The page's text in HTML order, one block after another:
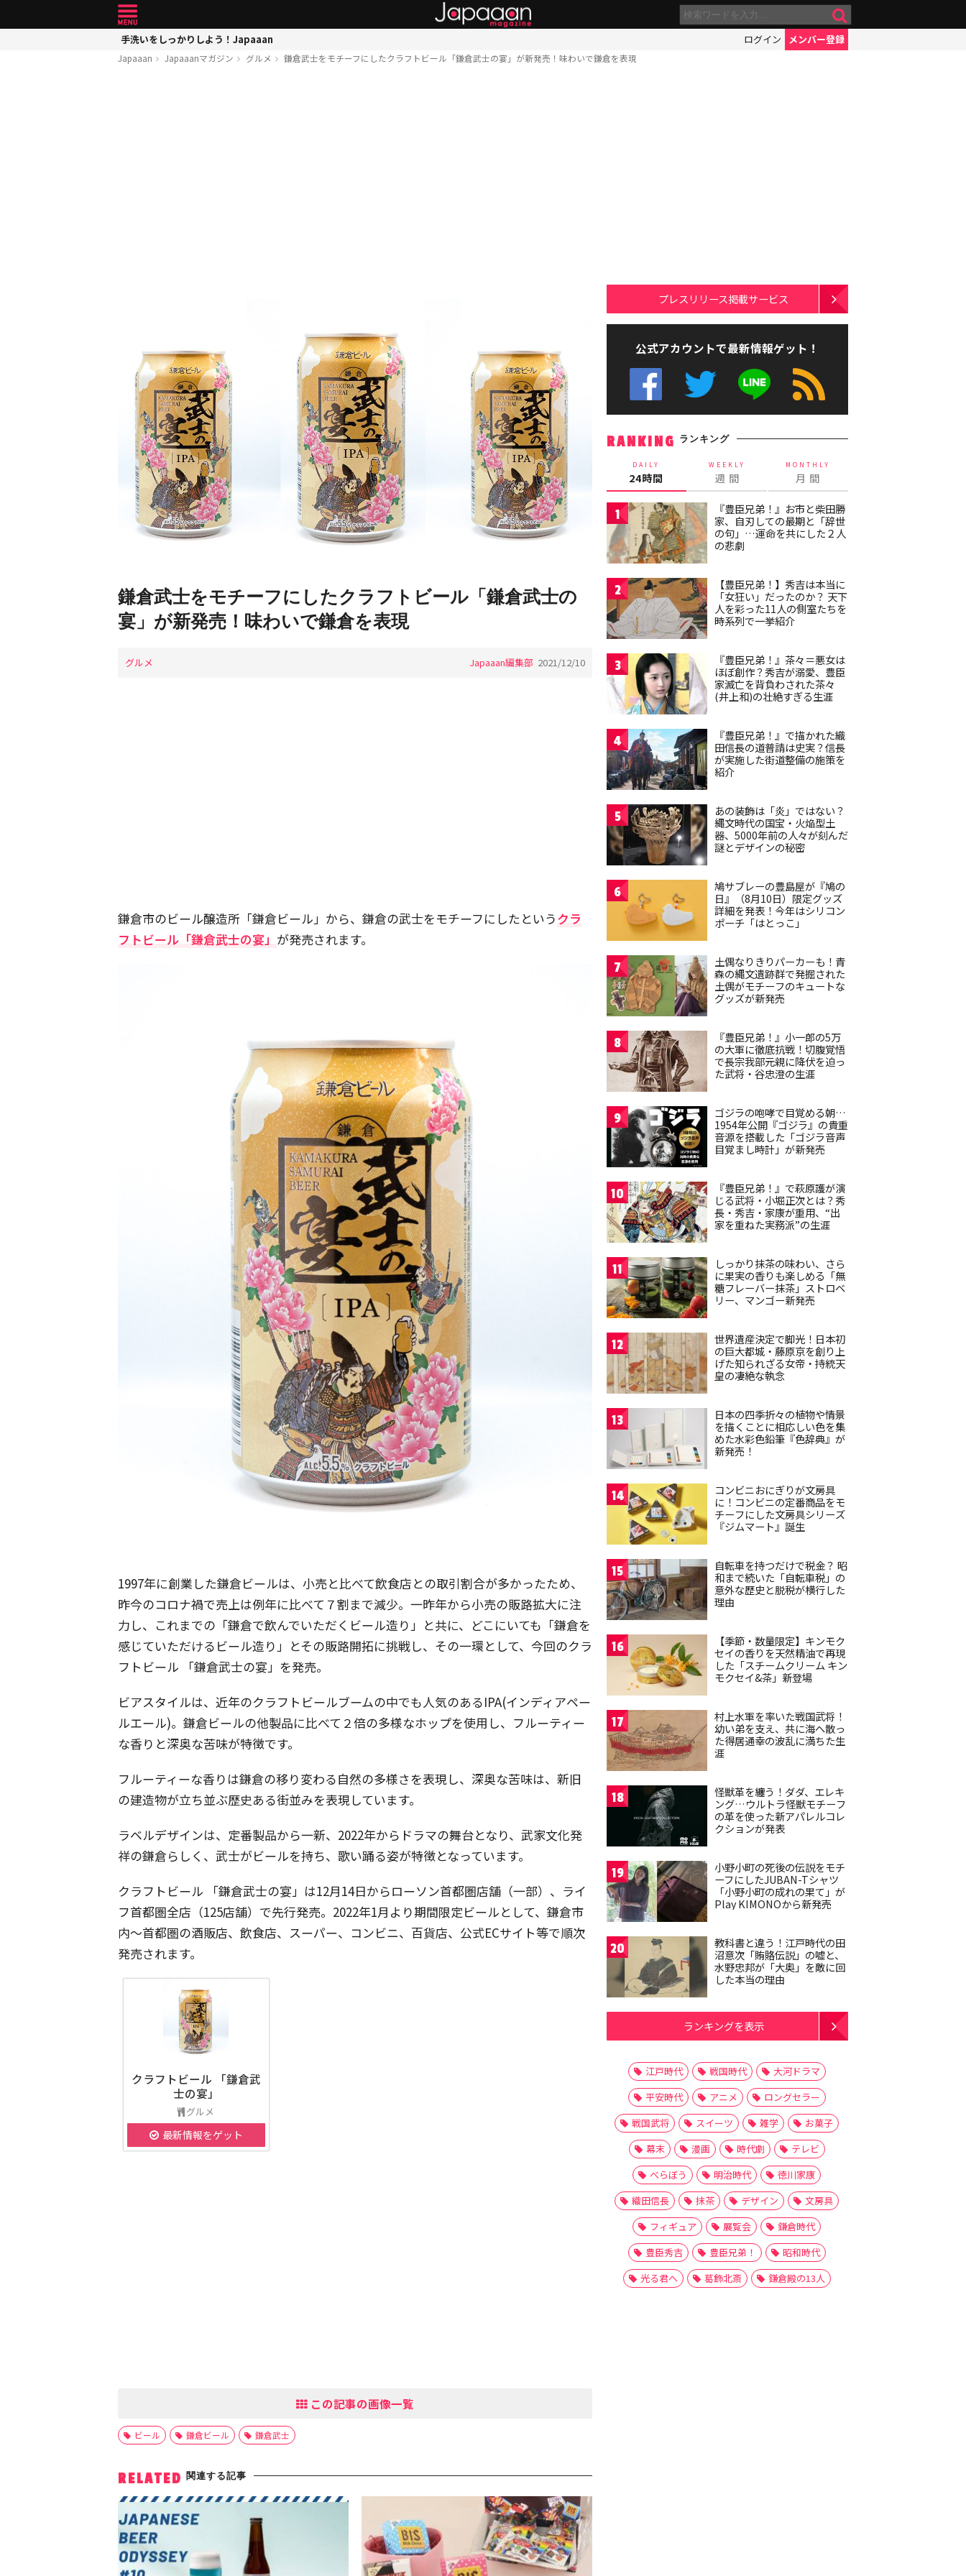
手洗いをしっかりしよう！Japaaan ログイン メンバー登録
Japaaan Japaaanマガジン グルメ 鎌倉武士をモチーフにしたクラフトビール「鎌倉武士の宴」が新発売！味わいで鎌倉を表現
鎌倉武士をモチーフにしたクラフトビール「鎌倉武士の
宴」が新発売！味わいで鎌倉を表現
グルメ Japaaan編集部 2021/12/10
鎌倉市のビール醸造所「鎌倉ビール」から、鎌倉の武士をモチーフにしたというクラ
フトビール「鎌倉武士の宴」 が発売されます。
1997年に創業した鎌倉ビールは、小売と比べて飲食店との取引割合が多かったため、
昨今のコロナ禍で売上は例年に比べて７割まで減少。一昨年から小売の販路拡大に注
力し、これまでの「鎌倉で飲んでいただくビール造り」と共に、どこにいても「鎌倉を
感じていただけるビール造り」とその販路開拓に挑戦し、その一環として、今回のクラ
フトビール 「鎌倉武士の宴」を発売。
ビアスタイルは、近年のクラフトビールブームの中でも人気のあるIPA(インディアペー
ルエール)。鎌倉ビールの他製品に比べて２倍の多様なホップを使用し、フルーティー
な香りと深奥な苦味が特徴です。
フルーティーな香りは鎌倉の移り変わる自然の多様さを表現し、深奥な苦味は、新旧
の建造物が立ち並ぶ歴史ある街並みを表現しています。
ラベルデザインは、定番製品から一新、2022年からドラマの舞台となり、武家文化発
祥の鎌倉らしく、武士がビールを持ち、歌い踊る姿が特徴となっています。
クラフトビール 「鎌倉武士の宴」は12月14日からローソン首都圏店舗（一部）、ライ
フ首都圏全店（125店舗）で先行発売。2022年1月より期間限定ビールとして、鎌倉市
内～首都圏の酒販店、飲食店、スーパー、コンビニ、百貨店、公式ECサイト等で順次
発売されます。
クラフトビール 「鎌倉武
士の宴」
グルメ
最新情報をゲット
この記事の画像一覧
ビール 鎌倉ビール 鎌倉武士
RELATED 関連する記事
プレスリリース掲載サービス
公式アカウントで最新情報ゲット！
RANKING ランキング
DAILY
24時間
WEEKLY
週 間
MONTHLY
月 間
1
『豊臣兄弟！』お市と柴田勝
家、自刃しての最期と「辞世
の句」…運命を共にした２人
の悲劇
2
【豊臣兄弟！】秀吉は本当に
「女狂い」だったのか？ 天下
人を彩った11人の側室たちを
時系列で一挙紹介
3
『豊臣兄弟！』茶々＝悪女は
ほぼ創作？秀吉が溺愛、豊臣
家滅亡を背負わされた茶々
(井上和)の壮絶すぎる生涯
4
『豊臣兄弟！』で描かれた織
田信長の道普請は史実？信長
が実施した街道整備の施策を
紹介
5
あの装飾は「炎」ではない？
縄文時代の国宝・火焔型土
器、5000年前の人々が刻んだ
謎とデザインの秘密
6
鳩サブレーの豊島屋が『鳩の
日』（8月10日）限定グッズ
詳細を発表！今年はシリコン
ポーチ「はとっこ」
7
土偶なりきりパーカーも！青
森の縄文遺跡群で発掘された
土偶がモチーフのキュートな
グッズが新発売
8
『豊臣兄弟！』小一郎の5万
の大軍に徹底抗戦！切腹覚悟
で長宗我部元親に降伏を迫っ
た武将・谷忠澄の生涯
9
ゴジラの咆哮で目覚める朝…
1954年公開『ゴジラ』の貴重
音源を搭載した「ゴジラ音声
目覚まし時計」が新発売
10
『豊臣兄弟！』で萩原護が演
じる武将・小堀正次とは？秀
長・秀吉・家康が重用、“出
家を重ねた実務派”の生涯
11
しっかり抹茶の味わい、さら
に果実の香りも楽しめる「無
糖フレーバー抹茶」ストロベ
リー、マンゴー新発売
12
世界遺産決定で脚光！日本初
の巨大都城・藤原京を創り上
げた知られざる女帝・持統天
皇の凄絶な執念
13
日本の四季折々の植物や情景
を描くことに相応しい色を集
めた水彩色鉛筆『色辞典』が
新発売！
14
コンビニおにぎりが文房具
に！コンビニの定番商品をモ
チーフにした文房具シリーズ
『ジムマート』誕生
15
自転車を持つだけで税金？ 昭
和まで続いた「自転車税」の
意外な歴史と脱税が横行した
理由
16
【季節・数量限定】キンモク
セイの香りを天然精油で再現
した「スチームクリーム キン
モクセイ&茶」新登場
17
村上水軍を率いた戦国武将！
幼い弟を支え、共に海へ散っ
た得居通幸の波乱に満ちた生
涯
18
怪獣革を纏う！ダダ、エレキ
ング…ウルトラ怪獣モチーフ
の革を使った新アパレルコレ
クションが発表
19
小野小町の死後の伝説をモチ
ーフにしたJUBAN-Tシャツ
「小野小町の成れの果て」が
Play KIMONOから新発売
20
教科書と違う！江戸時代の田
沼意次「賄賂伝説」の嘘と、
水野忠邦が「大奥」を敵に回
した本当の理由
ランキングを表示
江戸時代 戦国時代
大河ドラマ
平安時代
アニメ
ロングセラー
戦国武将
スイーツ 雑学
お菓子
幕末
漫画 時代劇
テレビ
べらぼう
明治時代
徳川家康
織田信長
抹茶 デザイン
文房具
フィギュア
展覧会
鎌倉時代
豊臣秀吉
豊臣兄弟！
昭和時代
光る君へ
葛飾北斎 鎌倉殿の13人